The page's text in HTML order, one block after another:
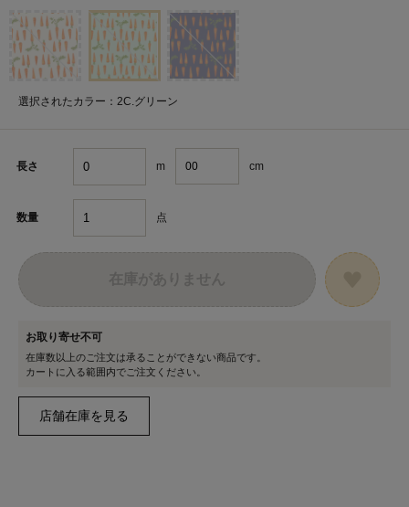
選択されたカラー：2C.グリーン
長さ m cm
数量 点
お取り寄せ不可
在庫数以上のご注文は承ることができない商品です。
カートに入る範囲内でご注文ください。